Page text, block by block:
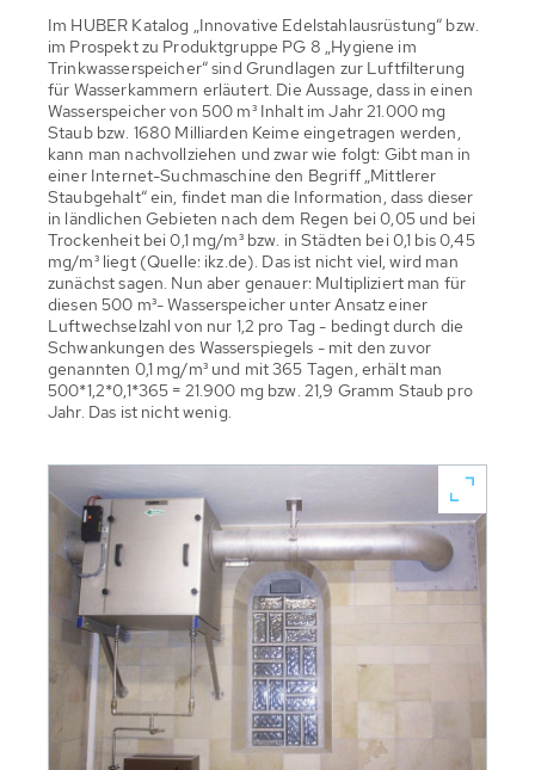
Im HUBER Katalog „Innovative Edelstahlausrüstung“ bzw.
im Prospekt zu Produktgruppe PG 8 „Hygiene im
Trinkwasserspeicher“ sind Grundlagen zur Luftfilterung
für Wasserkammern erläutert. Die Aussage, dass in einen
Wasserspeicher von 500 m³ Inhalt im Jahr 21.000 mg
Staub bzw. 1680 Milliarden Keime eingetragen werden,
kann man nachvollziehen und zwar wie folgt: Gibt man in
einer Internet-Suchmaschine den Begriff „Mittlerer
Staubgehalt“ ein, findet man die Information, dass dieser
in ländlichen Gebieten nach dem Regen bei 0,05 und bei
Trockenheit bei 0,1 mg/m³ bzw. in Städten bei 0,1 bis 0,45
mg/m³ liegt (Quelle: ikz.de). Das ist nicht viel, wird man
zunächst sagen. Nun aber genauer: Multipliziert man für
diesen 500 m³- Wasserspeicher unter Ansatz einer
Luftwechselzahl von nur 1,2 pro Tag - bedingt durch die
Schwankungen des Wasserspiegels - mit den zuvor
genannten 0,1 mg/m³ und mit 365 Tagen, erhält man
500*1,2*0,1*365 = 21.900 mg bzw. 21,9 Gramm Staub pro
Jahr. Das ist nicht wenig.